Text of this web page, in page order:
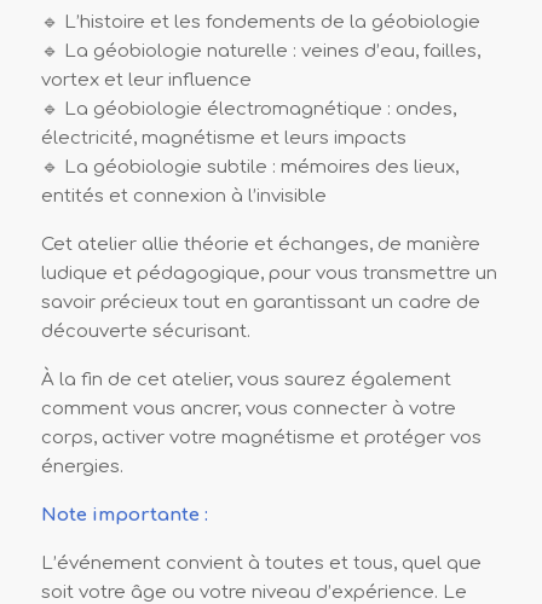
🔹 L’histoire et les fondements de la géobiologie
🔹 La géobiologie naturelle : veines d’eau, failles,
vortex et leur influence
🔹 La géobiologie électromagnétique : ondes,
électricité, magnétisme et leurs impacts
🔹 La géobiologie subtile : mémoires des lieux,
entités et connexion à l’invisible
Cet atelier allie théorie et échanges, de manière
ludique et pédagogique, pour vous transmettre un
savoir précieux tout en garantissant un cadre de
découverte sécurisant.
À la fin de cet atelier, vous saurez également
comment vous ancrer, vous connecter à votre
corps, activer votre magnétisme et protéger vos
énergies.
Note importante :
L’événement convient à toutes et tous, quel que
soit votre âge ou votre niveau d’expérience. Le